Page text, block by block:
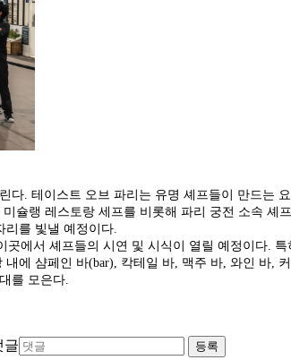
다. 테이스트 오브 파리는 유명 셰프들이 만드
슐랭 레스토랑 세프를 비롯해 파리 궁전 소속 셰
를 빛낼 예정이다.
에서 셰프들의 시연 및 시식이 열릴 예정이다.
에 샴페인 바(bar), 칵테일 바, 맥주 바, 와인 바,
를 모은다.
글 등록